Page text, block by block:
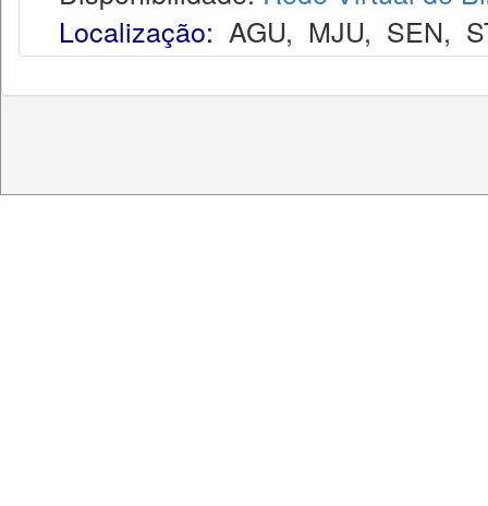
Localização: AGU, MJU, SEN,